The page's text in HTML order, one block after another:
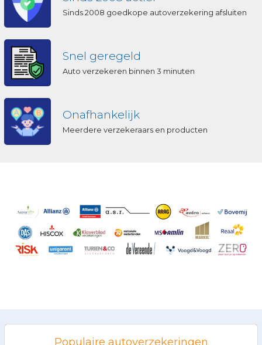
Sinds 2008 goedkope autoverzekering afsluiten
Snel geregeld
Auto verzekeren binnen 3 minuten
Onafhankelijk
Meerdere verzekeraars en producten
Populaire autoverzekeringen